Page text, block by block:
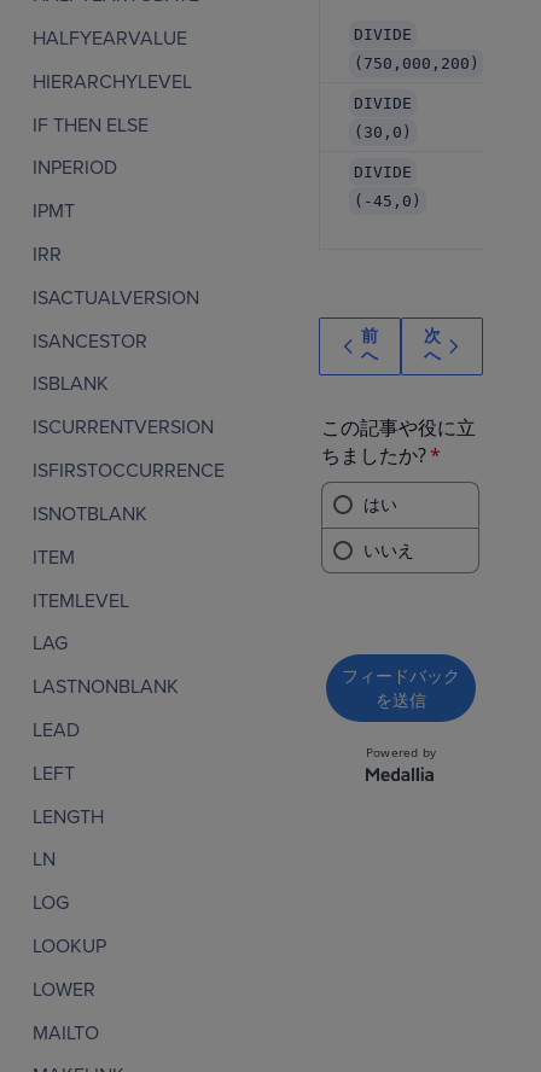
HALFYEARVALUE
HIERARCHYLEVEL
IF THEN ELSE
INPERIOD
IPMT
IRR
ISACTUALVERSION
ISANCESTOR
ISBLANK
ISCURRENTVERSION
ISFIRSTOCCURRENCE
ISNOTBLANK
ITEM
ITEMLEVEL
LAG
LASTNONBLANK
LEAD
LEFT
LENGTH
LN
LOG
LOOKUP
LOWER
MAILTO
DIVIDE
(750,000,200)
DIVIDE
(30,0)
DIVIDE
(-45,0)
前
へ
次
へ